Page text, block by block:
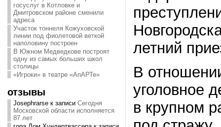
госуслуг в Котловке и
Дмитровском районе сменили
адреса
Участок тоннеля Кожуховской
линии под фиолетовой веткой
наполовину построен
В Южном Медведкове построят
одну из самых больших школ
столицы
«Игроки» в театре «АпАРТе»
отзывы
Josephrarseк записи Сегодня
Московской области исполняется
87 лет
летний
В
уголовное
в крупном